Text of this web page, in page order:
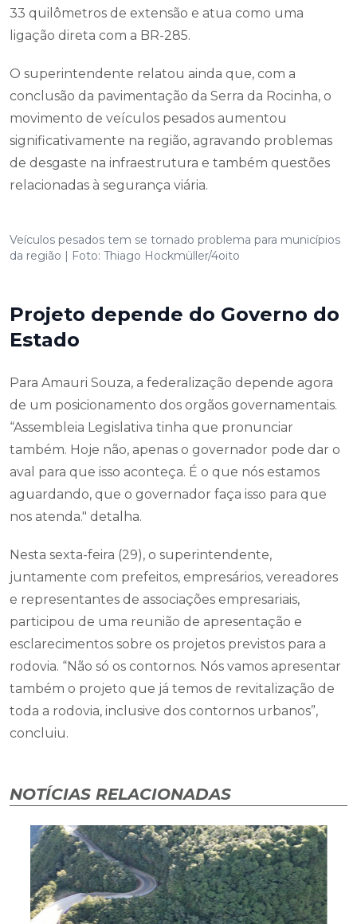
33 quilômetros de extensão e atua como uma
ligação direta com a BR-285.
O superintendente relatou ainda que, com a
conclusão da pavimentação da Serra da Rocinha, o
movimento de veículos pesados aumentou
significativamente na região, agravando problemas
de desgaste na infraestrutura e também questões
relacionadas à segurança viária.
Veículos pesados tem se tornado problema para municípios
da região | Foto: Thiago Hockmüller/4oito
Projeto depende do Governo do
Estado
Para Amauri Souza, a federalização depende agora
de um posicionamento dos orgãos governamentais.
“Assembleia Legislativa tinha que pronunciar
também. Hoje não, apenas o governador pode dar o
aval para que isso aconteça. É o que nós estamos
aguardando, que o governador faça isso para que
nos atenda." detalha.
Nesta sexta-feira (29), o superintendente,
juntamente com prefeitos, empresários, vereadores
e representantes de associações empresariais,
participou de uma reunião de apresentação e
esclarecimentos sobre os projetos previstos para a
rodovia. “Não só os contornos. Nós vamos apresentar
também o projeto que já temos de revitalização de
toda a rodovia, inclusive dos contornos urbanos”,
concluiu.
NOTÍCIAS RELACIONADAS